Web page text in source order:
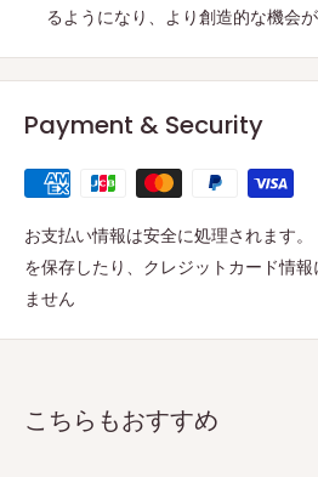
るようになり、より創造的な機会が
Payment & Security
お支払い情報は安全に処理されます
を保存したり、クレジットカード情
ません
こちらもおすすめ